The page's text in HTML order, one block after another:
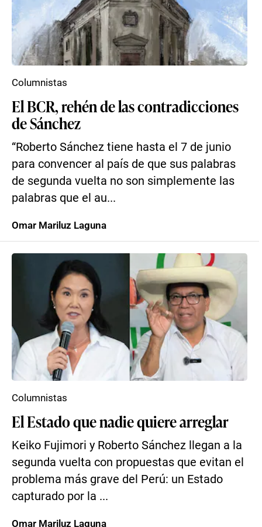
El BCR, rehén de las contradicciones
de Sánchez
“Roberto Sánchez tiene hasta el 7 de junio
para convencer al país de que sus palabras
de segunda vuelta no son simplemente las
palabras que el au...
Columnistas
Omar Mariluz Laguna
El Estado que nadie quiere arreglar
Keiko Fujimori y Roberto Sánchez llegan a la
segunda vuelta con propuestas que evitan el
problema más grave del Perú: un Estado
capturado por la ...
Columnistas
Omar Mariluz Laguna